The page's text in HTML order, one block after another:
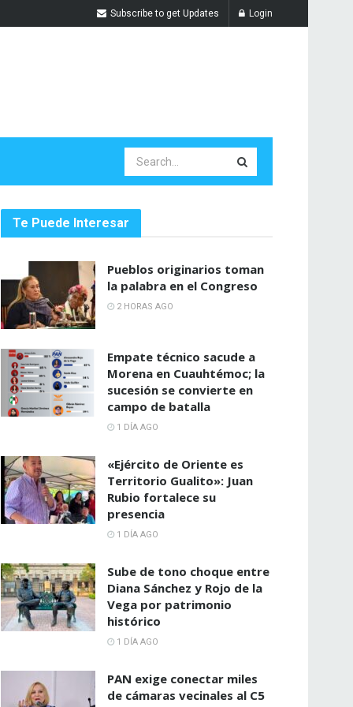
Subscribe to get Updates Login
Te Puede Interesar
Pueblos originarios toman
la palabra en el Congreso
2 HORAS AGO
Empate técnico sacude a
Morena en Cuauhtémoc; la
sucesión se convierte en
campo de batalla
1 DÍA AGO
«Ejército de Oriente es
Territorio Gualito»: Juan
Rubio fortalece su
presencia
1 DÍA AGO
Sube de tono choque entre
Diana Sánchez y Rojo de la
Vega por patrimonio
histórico
1 DÍA AGO
PAN exige conectar miles
de cámaras vecinales al C5